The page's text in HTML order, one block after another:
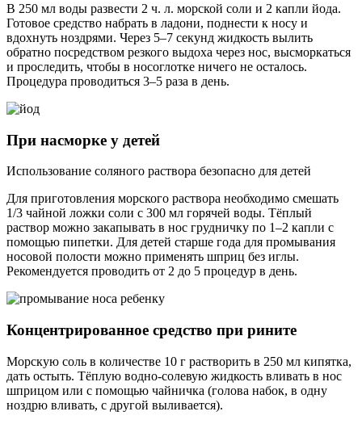
В 250 мл воды развести 2 ч. л. морской соли и 2 капли йода.
Готовое средство набрать в ладони, поднести к носу и
вдохнуть ноздрями. Через 5–7 секунд жидкость вылить
обратно посредством резкого выдоха через нос, высморкаться
и проследить, чтобы в носоглотке ничего не осталось.
Процедура проводиться 3–5 раза в день.
При насморке у детей
Использование соляного раствора безопасно для детей
Для приготовления морского раствора необходимо смешать
1/3 чайной ложки соли с 300 мл горячей воды. Тёплый
раствор можно закапывать в нос грудничку по 1–2 капли с
помощью пипетки. Для детей старше года для промывания
носовой полости можно применять шприц без иглы.
Рекомендуется проводить от 2 до 5 процедур в день.
Концентрированное средство при рините
Морскую соль в количестве 10 г растворить в 250 мл кипятка,
дать остыть. Тёплую водно-солевую жидкость вливать в нос
шприцом или с помощью чайничка (голова набок, в одну
ноздрю вливать, с другой выливается).